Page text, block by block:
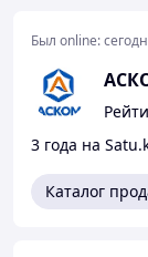
Был online:
3 года на
Каталог